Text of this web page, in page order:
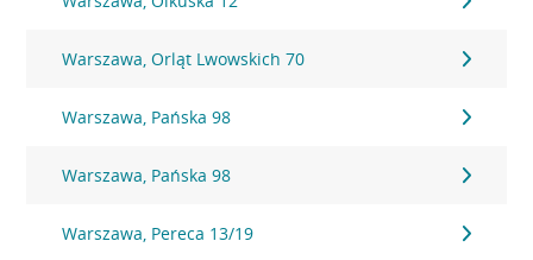
Warszawa, Orląt Lwowskich 70
Warszawa, Pańska 98
Warszawa, Pańska 98
Warszawa, Pereca 13/19